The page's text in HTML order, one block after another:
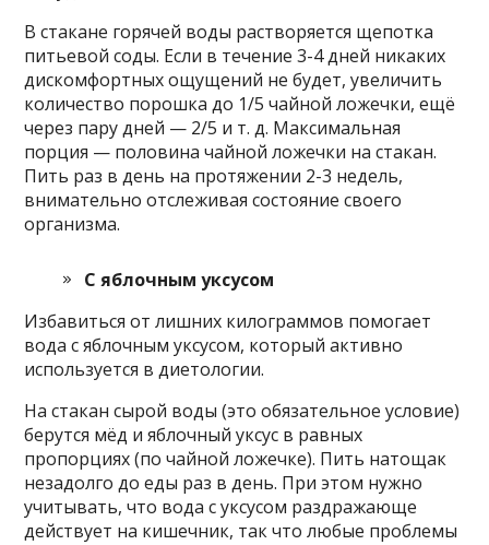
В стакане горячей воды растворяется щепотка
питьевой соды. Если в течение 3-4 дней никаких
дискомфортных ощущений не будет, увеличить
количество порошка до 1/5 чайной ложечки, ещё
через пару дней — 2/5 и т. д. Максимальная
порция — половина чайной ложечки на стакан.
Пить раз в день на протяжении 2-3 недель,
внимательно отслеживая состояние своего
организма.
С яблочным уксусом
Избавиться от лишних килограммов помогает
вода с яблочным уксусом, который активно
используется в диетологии.
На стакан сырой воды (это обязательное условие)
берутся мёд и яблочный уксус в равных
пропорциях (по чайной ложечке). Пить натощак
незадолго до еды раз в день. При этом нужно
учитывать, что вода с уксусом раздражающе
действует на кишечник, так что любые проблемы